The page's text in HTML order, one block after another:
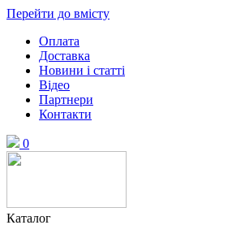
Перейти до вмісту
Оплата
Доставка
Новини і статті
Відео
Партнери
Контакти
0
Каталог